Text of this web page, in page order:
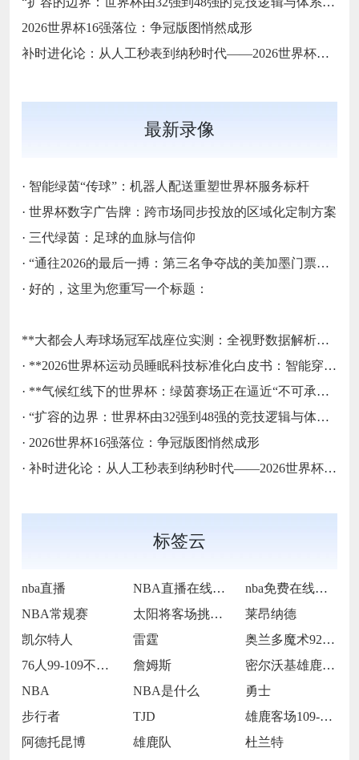
2026世界杯16强落位：争冠版图悄然成形
补时进化论：从人工秒表到纳秒时代——2026世界杯计时规则展望
最新录像
· 智能绿茵“传球”：机器人配送重塑世界杯服务标杆
· 世界杯数字广告牌：跨市场同步投放的区域化定制方案
· 三代绿茵：足球的血脉与信仰
· “通往2026的最后一搏：第三名争夺战的美加墨门票生死局”
· 好的，这里为您重写一个标题：
**大都会人寿球场冠军战座位实测：全视野数据解析与等级精准评估**
· **2026世界杯运动员睡眠科技标准化白皮书：智能穿戴监测标准与认证体系框架**
· **气候红线下的世界杯：绿茵赛场正在逼近“不可承受之热”**
· “扩容的边界：世界杯由32强到48强的竞技逻辑与体系重塑”
· 2026世界杯16强落位：争冠版图悄然成形
· 补时进化论：从人工秒表到纳秒时代——2026世界杯计时规则展望
标签云
nba直播 NBA直播在线观看
nba免费在线高清直播
NBA常规赛
太阳将客场挑战步行者
莱昂纳德
凯尔特人
雷霆
奥兰多魔术92-105犹他爵士
76人99-109不敌太阳
詹姆斯
密尔沃基雄鹿前锋克里斯·米德尔顿
NBA
NBA是什么
勇士
步行者
TJD
雄鹿客场109-106击败魔术
阿德托昆博
雄鹿队
杜兰特